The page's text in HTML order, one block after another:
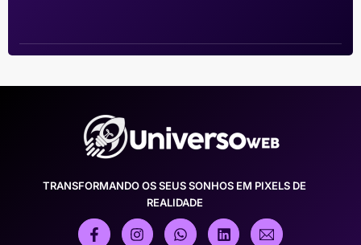
TRANSFORMANDO OS SEUS SONHOS EM PIXELS DE
REALIDADE